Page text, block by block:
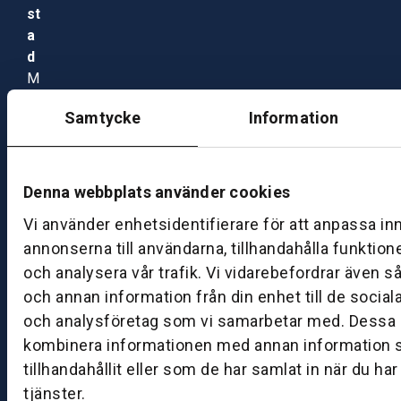
Samtycke Information
Denna webbplats använder cookies
Vi använder enhetsidentifierare för att anpassa
annonserna till användarna, tillhandahålla
och analysera vår trafik. Vi vidarebefordrar även
och annan information från din enhet till de
och analysföretag som vi samarbetar med. Dessa
kombinera informationen med annan information
tillhandahållit eller som de har samlat in när du
tjänster.
st
a
d
M
a
–
e
d
a
g:
0
0